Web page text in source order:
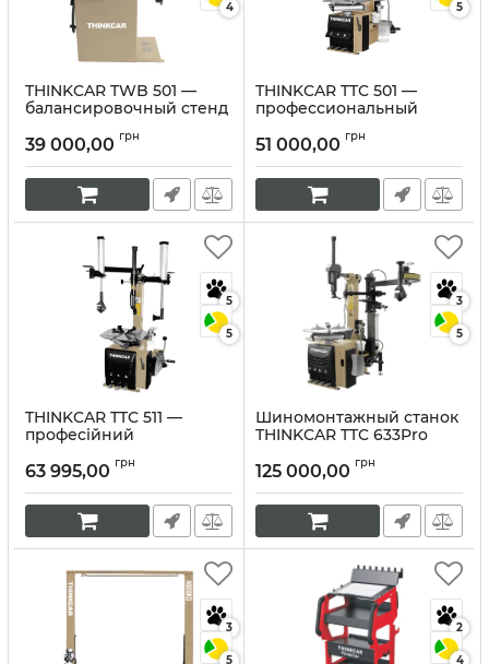
4
THINKCAR TWB 501 —
балансировочный стенд
Артикул:10344
39 000,00 грн
5
THINKCAR TTC 501 —
профессиональный
Артикул:10343
51 000,00 грн
5
5
THINKCAR TTC 511 —
професійний
Артикул:10342
63 995,00 грн
3
5
Шиномонтажный станок
THINKCAR TTC 633Pro
125 000,00 грн
3
5
2
4